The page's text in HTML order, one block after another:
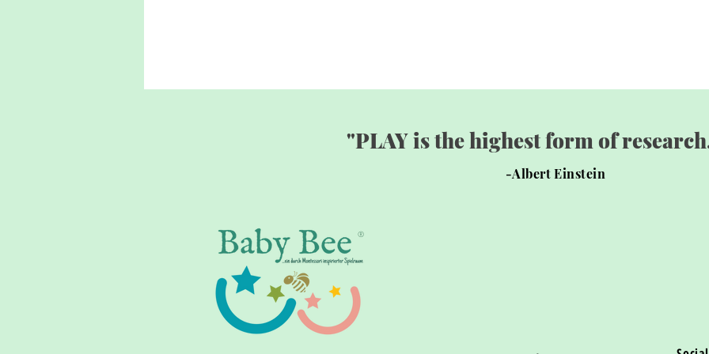
"PLAY is the highest form of
®
-Albert Einstein